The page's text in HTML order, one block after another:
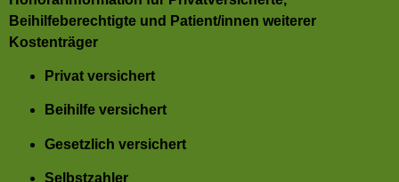
Beihilfeberechtigte und Patient/innen weiterer
Kostenträger
Privat versichert
Beihilfe versichert
Gesetzlich versichert
Selbstzahler